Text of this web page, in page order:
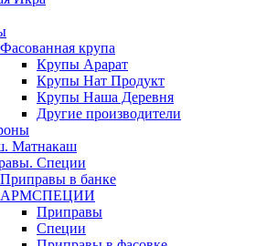
Фасованная крупа
Крупы Арарат
Крупы Нат Продукт
Крупы Наша Деревня
Другие производители
Матнакаш
Специи
Приправы в банке
АРМСПЕЦИИ
Приправы
Специи